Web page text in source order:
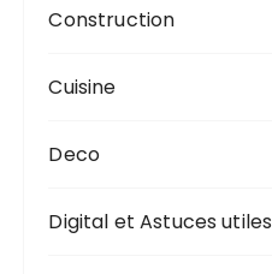
Construction
Cuisine
Deco
Digital et Astuces utiles